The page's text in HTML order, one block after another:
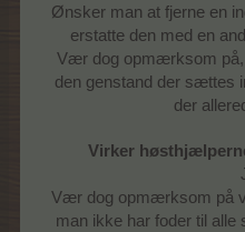
Ønsker man at fjerne en
erstatte den med en
Vær dog opmærksom
den genstand der sættes
der
Virker
Vær dog opmærksom på
man ikke har foder til alle